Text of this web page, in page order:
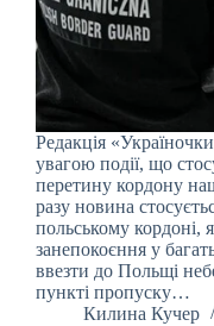
Редакція
увагою події, що
перетину кордону
разу новина
польському кордоні,
занепокоєння у
ввезти до Польщі
пункті пропуску…
Килина Кучер